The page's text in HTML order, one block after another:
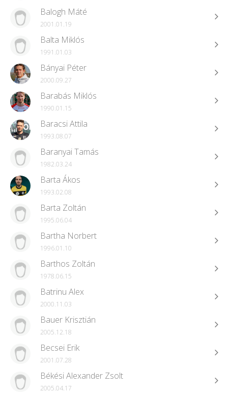
Balogh Máté
2001.01.19
Balta Miklós
1991.01.03
Bányai Péter
2000.09.27
Barabás Miklós
1990.01.15
Baracsi Attila
1993.08.07
Baranyai Tamás
1982.03.24
Barta Ákos
1993.02.08
Barta Zoltán
1995.06.04
Bartha Norbert
1996.01.10
Barthos Zoltán
1978.06.15
Batrinu Alex
2000.11.03
Bauer Krisztián
2005.12.18
Becsei Erik
2001.07.28
Békési Alexander Zsolt
2005.04.17